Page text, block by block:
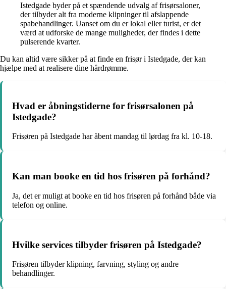
Istedgade byder på et spændende udvalg af frisørsaloner,
der tilbyder alt fra moderne klipninger til afslappende
spabehandlinger. Uanset om du er lokal eller turist, er det
værd at udforske de mange muligheder, der findes i dette
pulserende kvarter.
Du kan altid være sikker på at finde en frisør i Istedgade, der kan
hjælpe med at realisere dine hårdrømme.
Hvad er åbningstiderne for frisørsalonen på
Istedgade?
Frisøren på Istedgade har åbent mandag til lørdag fra kl. 10-18.
Kan man booke en tid hos frisøren på forhånd?
Ja, det er muligt at booke en tid hos frisøren på forhånd både via
telefon og online.
Hvilke services tilbyder frisøren på Istedgade?
Frisøren tilbyder klipning, farvning, styling og andre
behandlinger.